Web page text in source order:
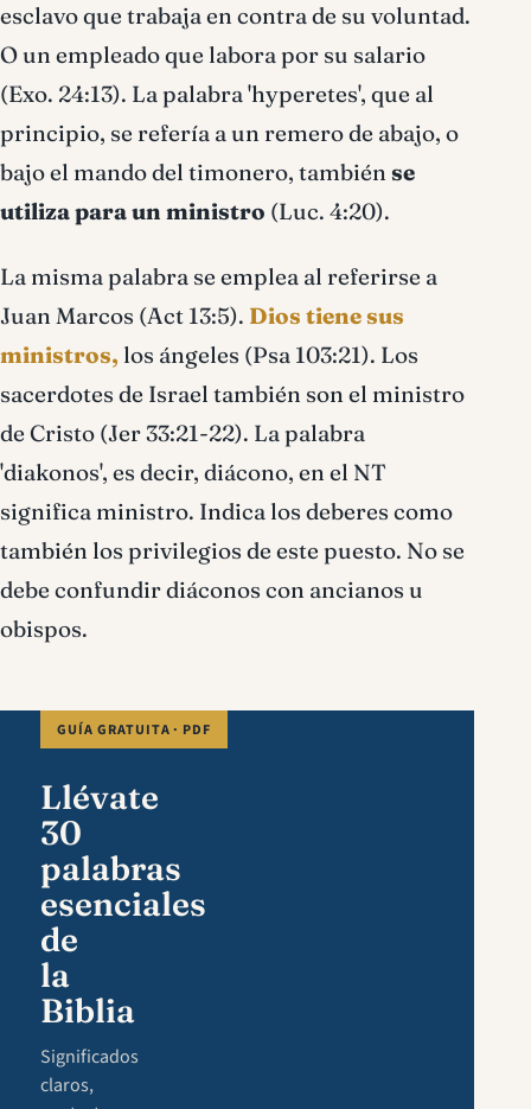
esclavo que trabaja en contra de su voluntad.
O un empleado que labora por su salario
(Exo. 24:13). La palabra 'hyperetes', que al
principio, se referí­a a un remero de abajo, o
bajo el mando del timonero, también se
utiliza para un ministro (Luc. 4:20).
La misma palabra se emplea al referirse a
Juan Marcos (Act 13:5). Dios tiene sus
ministros, los ángeles (Psa 103:21). Los
sacerdotes de Israel también son el ministro
de Cristo (Jer 33:21-22). La palabra
'diakonos', es decir, diácono, en el NT
significa ministro. Indica los deberes como
también los privilegios de este puesto. No se
debe confundir diáconos con ancianos u
obispos.
GUÍA GRATUITA · PDF
Llévate
30
palabras
esenciales
de
la
Biblia
Significados
claros,